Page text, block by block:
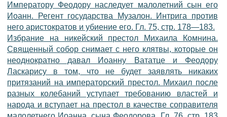
Императору Феодору наследует малолетний сын его
Иоанн. Регент государства Музалон. Интрига против
него аристократов и убиение его. Гл. 75, стр. 178—183.
Избрание на никейский престол Михаила Комнина.
Священный собор снимает с него клятвы, которые он
неоднократно давал Иоанну Вататце и Феодору
Ласкарису в том, что не будет заявлять никаких
притязаний на императорский престол. Михаил после
разных колебаний уступает требованию властей и
народа и вступает на престол в качестве соправителя